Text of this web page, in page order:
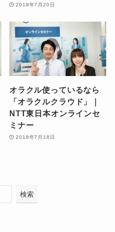
2018年7月20日
オラクル使っているなら
「オラクルクラウド」｜
NTT東日本オンラインセ
ミナー
2018年7月18日
検索